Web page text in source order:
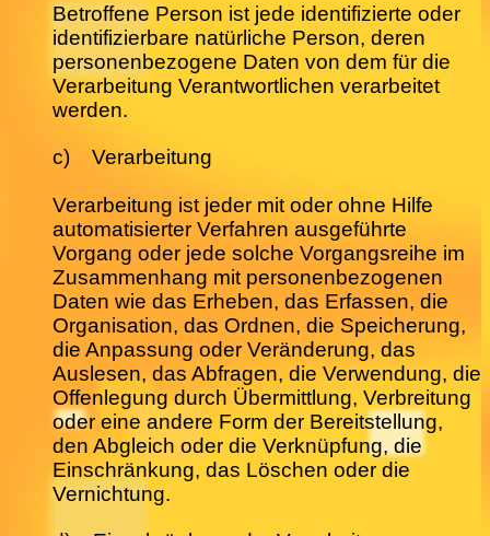
Betroffene Person ist jede identifizierte oder
identifizierbare natürliche Person, deren
personenbezogene Daten von dem für die
Verarbeitung Verantwortlichen verarbeitet
werden.
c) Verarbeitung
Verarbeitung ist jeder mit oder ohne Hilfe
automatisierter Verfahren ausgeführte
Vorgang oder jede solche Vorgangsreihe im
Zusammenhang mit personenbezogenen
Daten wie das Erheben, das Erfassen, die
Organisation, das Ordnen, die Speicherung,
die Anpassung oder Veränderung, das
Auslesen, das Abfragen, die Verwendung, die
Offenlegung durch Übermittlung, Verbreitung
oder eine andere Form der Bereitstellung,
den Abgleich oder die Verknüpfung, die
Einschränkung, das Löschen oder die
Vernichtung.